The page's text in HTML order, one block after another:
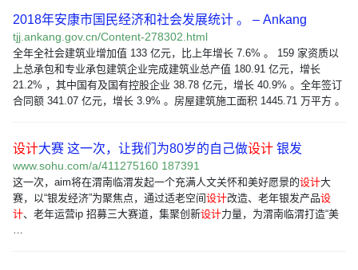
2018年安康市国民经济和社会发展统计 。 – Ankang
tjj.ankang.gov.cn/Content-278302.html
全年全社会建筑业增加值 133 亿元，比上年增长 7.6% 。 159 家资质以
上总承包和专业承包建筑企业完成建筑业总产值 180.91 亿元，增长
21.2% ，其中国有及国有控股企业 38.78 亿元，增长 40.9% 。全年签订
合同额 341.07 亿元，增长 3.9% 。房屋建筑施工面积 1445.71 万平方 。
设计大赛 这一次，让我们为80岁的自己做设计 银发
www.sohu.com/a/411275160 187391
这一次，aim将在渭南临渭发起一个充满人文关怀和美好愿景的设计大
赛，以“银发经济”为聚焦点，通过适老空间设计改造、老年银发产品设
计、老年运营ip 招募三大赛道，集聚创新设计力量，为渭南临渭打造“美
…